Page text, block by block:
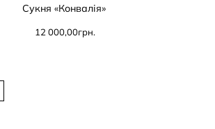
Сукня «Конвалія»
грн.
12 000,00